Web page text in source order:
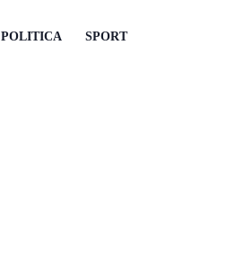
POLITICA SPORT